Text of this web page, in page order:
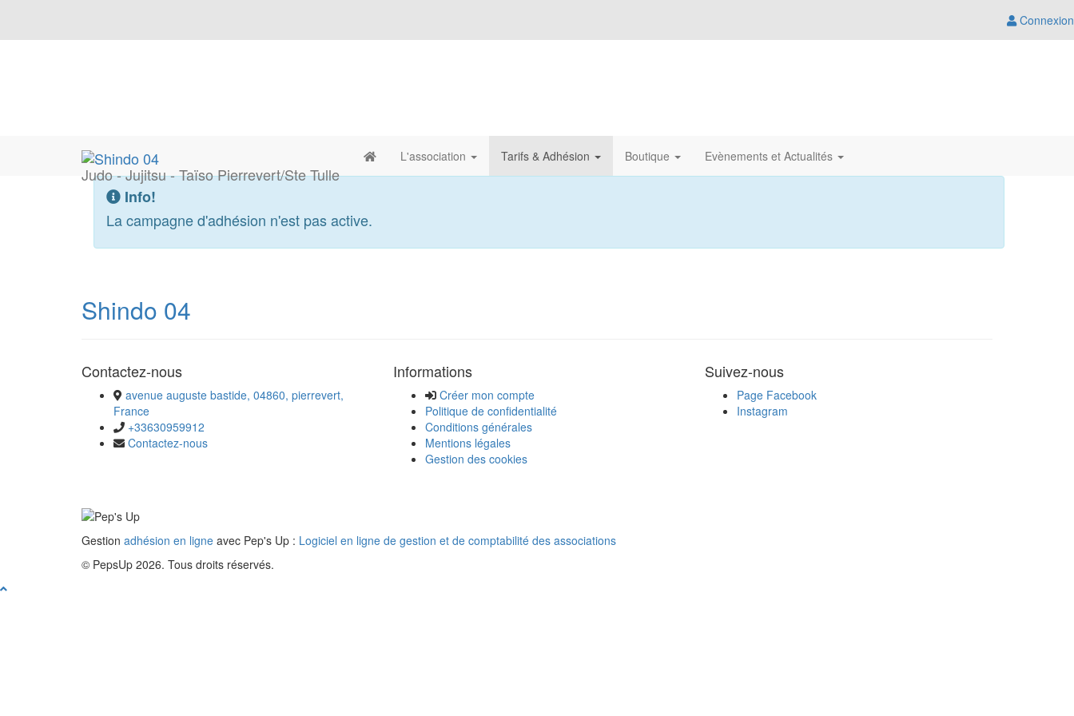
Connexion
Judo - Jujitsu - Taïso Pierrevert/Ste Tulle
L'association Tarifs & Adhésion Boutique Evènements et Actualités
Info!
La campagne d'adhésion n'est pas active.
Shindo 04
Contactez-nous
avenue auguste bastide, 04860, pierrevert,
France
+33630959912
Contactez-nous
Informations
Créer mon compte
Politique de confidentialité
Conditions générales
Mentions légales
Gestion des cookies
Suivez-nous
Page Facebook
Instagram
Gestion adhésion en ligne avec Pep's Up : Logiciel en ligne de gestion et de comptabilité des associations
© PepsUp 2026. Tous droits réservés.